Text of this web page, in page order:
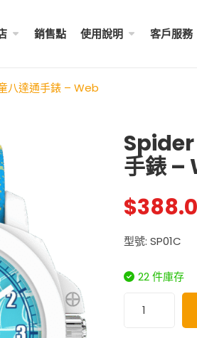
銷售點 使用說明 客戶服務
八達通手錶 – Web
Spider
手錶 –
$
型號: SP01C
22 件庫存
成人八達通配飾 – ...
Shibainc – 小童尼龍� ...
$
Hello Kitty 小童尼龍錶帶 ...